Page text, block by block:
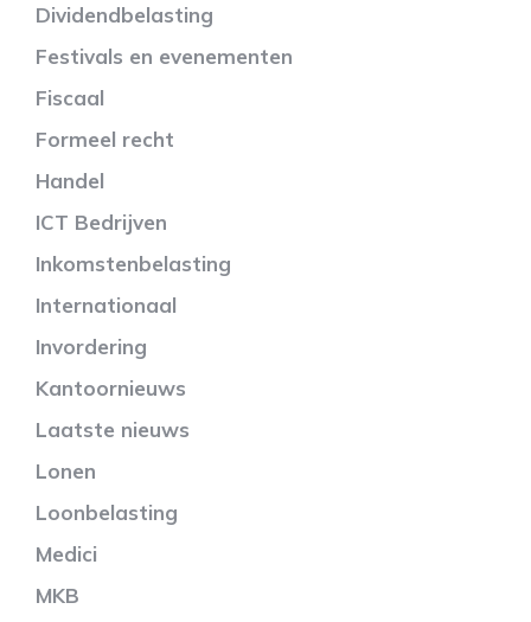
Dividendbelasting
Festivals en evenementen
Fiscaal
Formeel recht
Handel
ICT Bedrijven
Inkomstenbelasting
Internationaal
Invordering
Kantoornieuws
Laatste nieuws
Lonen
Loonbelasting
Medici
MKB